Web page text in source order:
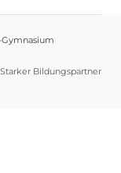
Bildungspartner